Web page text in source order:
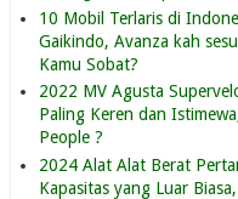
10 Mobil Terlaris di
Gaikindo, Avanza kah
Kamu Sobat?
2022 MV Agusta
Paling Keren dan
People ?
2024 Alat Alat Berat
Kapasitas yang Luar